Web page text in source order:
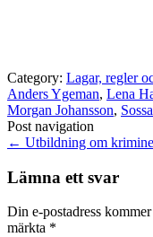
Category: Lagar, regler
Anders Ygeman, Lena
Morgan Johansson,
Post navigation
← Utbildning om
Lämna ett svar
Din e-postadress
märkta *